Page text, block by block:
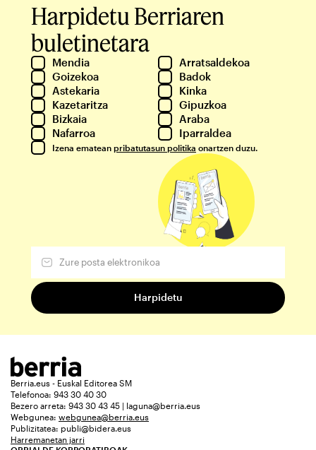
Harpidetu Berriaren
buletinetara
Mendia
Arratsaldekoa
Goizekoa
Badok
Astekaria
Kinka
Kazetaritza
Gipuzkoa
Bizkaia
Araba
Nafarroa
Iparraldea
Izena ematean pribatutasun politika onartzen duzu.
Berria.eus - Euskal Editorea SM
Telefonoa: 943 30 40 30
Bezero arreta: 943 30 43 45 | laguna@berria.eus
Webgunea: webgunea@berria.eus
Publizitatea: publi@bidera.eus
Harremanetan jarri